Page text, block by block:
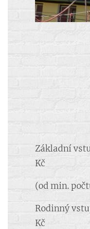
Základní
Kč
(od min.
Rodinný
Kč